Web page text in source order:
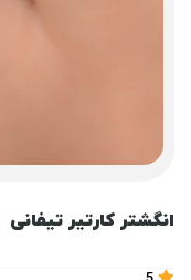
انگشتر کارتیر تیفانی